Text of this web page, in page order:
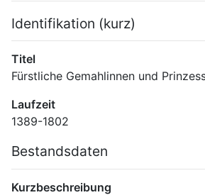
Identifikation (kurz)
Titel
Fürstliche Gemahlinnen und
Laufzeit
1389-1802
Bestandsdaten
Kurzbeschreibung